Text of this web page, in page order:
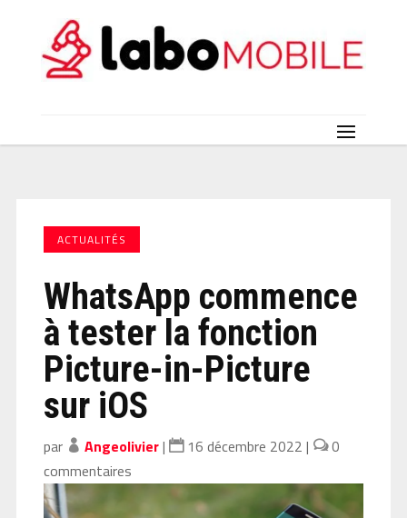
ACTUALITÉS
WhatsApp commence
à tester la fonction
Picture-in-Picture
sur iOS
par Angeolivier| 16 décembre 2022 |
0
commentaires